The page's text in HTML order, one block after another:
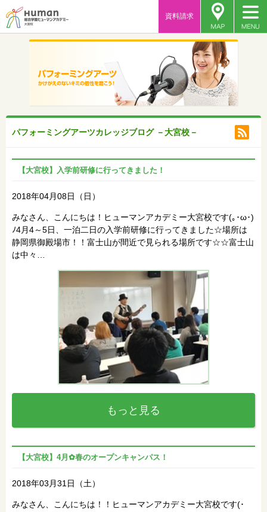
資料請求
パフォーミングアーツカレッジブログ －大宮校－
【大宮校】入学前研修に行ってきました！
2018年04月08日（日）
みなさん、こんにちは！ヒューマンアカデミー大宮校です(｡･ω･)
ﾉ4月4～5日、一泊二日の入学前研修に行ってきました☆場所は
静岡県御殿場市！！富士山が間近で見られる場所です☆☆富士山
は中々…
もっと見る
【大宮校】4月✿春のオープンキャンパス！
2018年03月31日（土）
みなさん、こんにちは！！ヒューマンアカデミー大宮校です(･